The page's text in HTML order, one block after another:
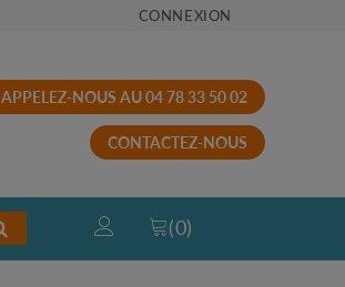
CONNEXION
APPELEZ-NOUS AU 04 78 33 50 02
CONTACTEZ-NOUS
(0)